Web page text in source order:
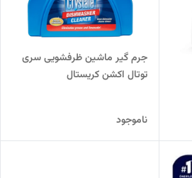
جرم گیر ماشین ظرفشویی سری
توتال اکشن کریستال
ناموجود